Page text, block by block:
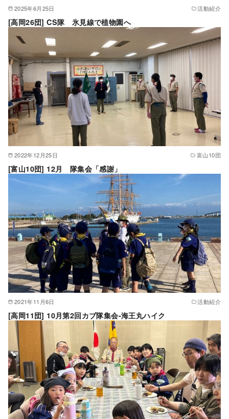
2025年6月25日 活動紹介
[高岡26団] CS隊 氷見線で植物園へ
2022年12月25日 富山10団
[富山10団] 12月 隊集会「感謝」
2021年11月6日 活動紹介
[高岡11団] 10月第2回カブ隊集会-海王丸ハイク